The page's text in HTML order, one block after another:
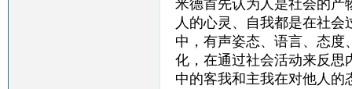
米德首先认为人是社会的产
人的心灵、自我都是在社
中，有声姿态、语言、态度
化，在通过社会活动来反思
中的客我和主我在对他人的